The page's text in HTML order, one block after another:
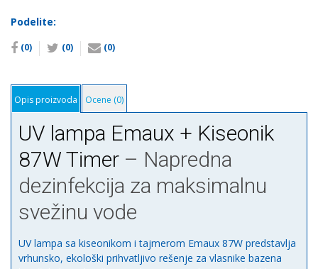
Kiseonik
Timer
Podelite:
(0) (0) (0)
Opis proizvoda Ocene (0)
UV lampa Emaux + Kiseonik
87W Timer – Napredna
dezinfekcija za maksimalnu
svežinu vode
UV lampa sa kiseonikom i tajmerom Emaux 87W predstavlja
vrhunsko, ekološki prihvatljivo rešenje za vlasnike bazena